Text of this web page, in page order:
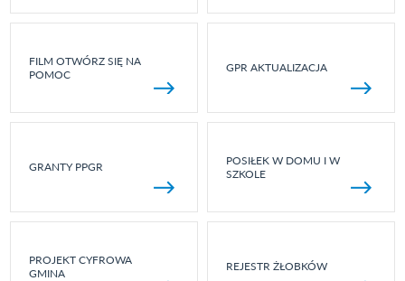
FILM OTWÓRZ SIĘ NA
POMOC
GPR AKTUALIZACJA
GRANTY PPGR
POSIŁEK W DOMU I W
SZKOLE
PROJEKT CYFROWA
GMINA
REJESTR ŻŁOBKÓW